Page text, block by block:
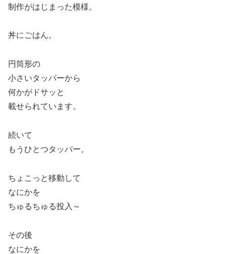
制作がはじまった模様。
丼にごはん。
円筒形の
小さいタッパーから
何かがドサッと
載せられています。
続いて
もうひとつタッパー。
ちょこっと移動して
なにかを
ちゅるちゅる投入～
その後
なにかを